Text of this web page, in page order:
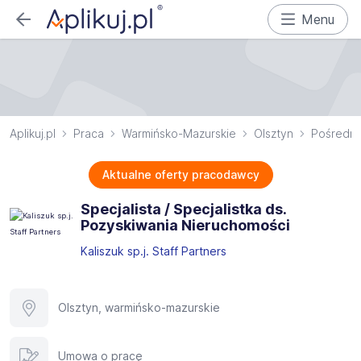
Menu
Aplikuj.pl Praca Warmińsko-Mazurskie Olsztyn
Aktualne oferty pracodawcy
Specjalista / Specjalistka ds.
Pozyskiwania Nieruchomości
Kaliszuk sp.j. Staff Partners
Olsztyn, warmińsko-mazurskie
Umowa o pracę